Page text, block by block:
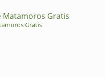
Matamoros Gratis
Gratis